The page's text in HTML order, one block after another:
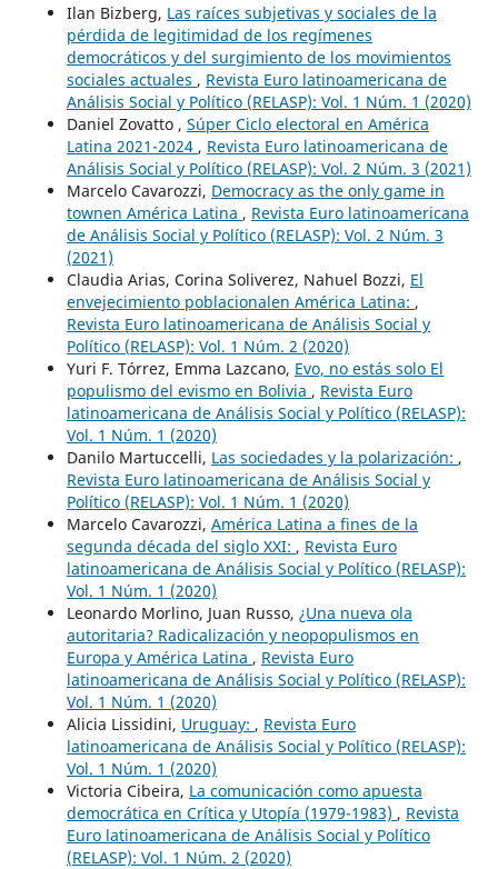
Ilan Bizberg, Las raíces subjetivas y sociales de la
pérdida de legitimidad de los regímenes
democráticos y del surgimiento de los movimientos
sociales actuales , Revista Euro latinoamericana de
Análisis Social y Político (RELASP): Vol. 1 Núm. 1 (2020)
Daniel Zovatto , Súper Ciclo electoral en América
Latina 2021-2024 , Revista Euro latinoamericana de
Análisis Social y Político (RELASP): Vol. 2 Núm. 3 (2021)
Marcelo Cavarozzi, Democracy as the only game in
townen América Latina , Revista Euro latinoamericana
de Análisis Social y Político (RELASP): Vol. 2 Núm. 3
(2021)
Claudia Arias, Corina Soliverez, Nahuel Bozzi, El
envejecimiento poblacionalen América Latina: ,
Revista Euro latinoamericana de Análisis Social y
Político (RELASP): Vol. 1 Núm. 2 (2020)
Yuri F. Tórrez, Emma Lazcano, Evo, no estás solo El
populismo del evismo en Bolivia , Revista Euro
latinoamericana de Análisis Social y Político (RELASP):
Vol. 1 Núm. 1 (2020)
Danilo Martuccelli, Las sociedades y la polarización: ,
Revista Euro latinoamericana de Análisis Social y
Político (RELASP): Vol. 1 Núm. 1 (2020)
Marcelo Cavarozzi, América Latina a fines de la
segunda década del siglo XXI: , Revista Euro
latinoamericana de Análisis Social y Político (RELASP):
Vol. 1 Núm. 1 (2020)
Leonardo Morlino, Juan Russo, ¿Una nueva ola
autoritaria? Radicalización y neopopulismos en
Europa y América Latina , Revista Euro
latinoamericana de Análisis Social y Político (RELASP):
Vol. 1 Núm. 1 (2020)
Alicia Lissidini, Uruguay: , Revista Euro
latinoamericana de Análisis Social y Político (RELASP):
Vol. 1 Núm. 1 (2020)
Victoria Cibeira, La comunicación como apuesta
democrática en Crítica y Utopía (1979-1983) , Revista
Euro latinoamericana de Análisis Social y Político
(RELASP): Vol. 1 Núm. 2 (2020)